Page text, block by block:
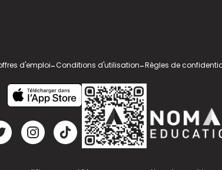
d'emploi-Conditions d'utilisation-Règles de